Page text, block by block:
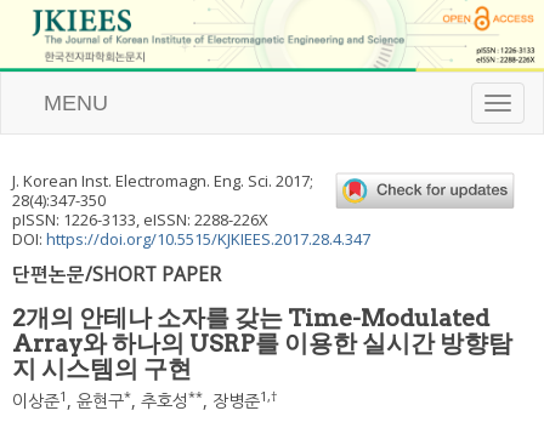
T
o
l
e
a
MENU
J. Korean Inst. Electromagn. Eng. Sci. 2017;
28(4):347-350
pISSN: 1226-3133, eISSN: 2288-226X
DOI: https://doi.org/10.5515/KJKIEES.2017.28.4.347
단편논문/SHORT PAPER
2개의 안테나 소자를 갖는 Time-Modulated
Array와 하나의 USRP를 이용한 실시간 방향탐
지 시스템의 구현
이상준1 , 윤현구*, 추호성**, 장병준1,†